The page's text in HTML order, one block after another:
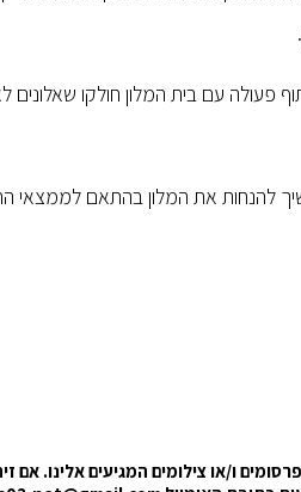
בשיתוף פעולה עם בית המלון חולקו שאלונים
להנחות את המלון בהתאם לממצאי
ו/או צילומים המגיעים אלינו. אם